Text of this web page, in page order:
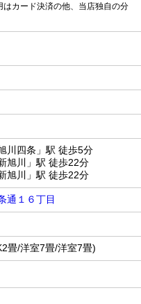
カード決済の他、当店独自の分
川四条」駅 徒歩5分
旭川」駅 徒歩22分
旭川」駅 徒歩22分
通１６丁目
畳/洋室7畳/洋室7畳)